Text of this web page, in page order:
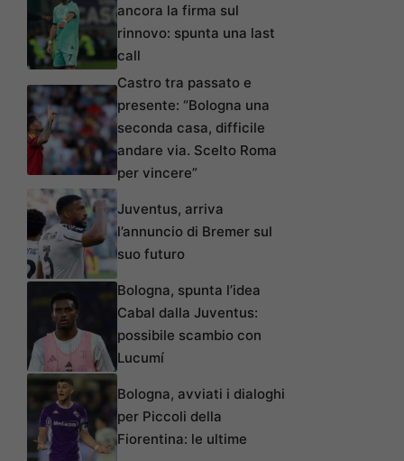
ancora la firma sul
rinnovo: spunta una last
call
Castro tra passato e
presente: “Bologna una
seconda casa, difficile
andare via. Scelto Roma
per vincere”
Juventus, arriva
l’annuncio di Bremer sul
suo futuro
Bologna, spunta l’idea
Cabal dalla Juventus:
possibile scambio con
Lucumí
Bologna, avviati i dialoghi
per Piccoli della
Fiorentina: le ultime